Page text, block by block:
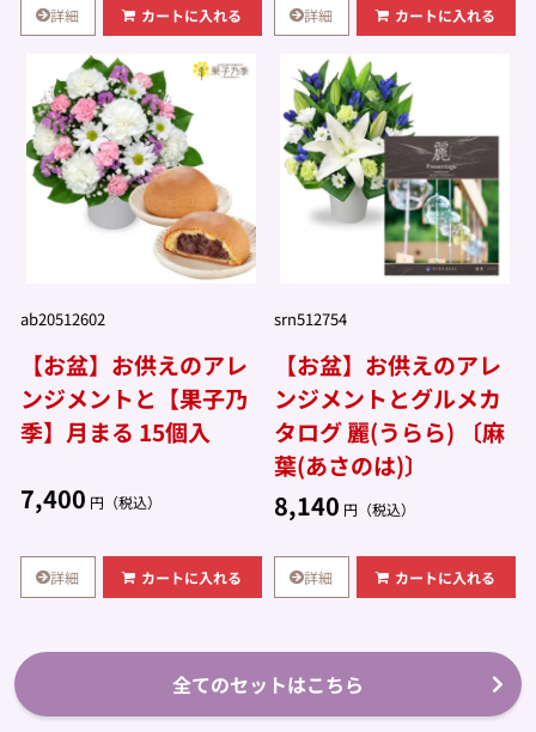
詳細 カートに入れる 詳細 カートに入れる
ab20512602
【お盆】お供えのアレ
ンジメントと【果子乃
季】月まる 15個入
7,400 円（税込）
詳細 カートに入れる
srn512754
【お盆】お供えのアレ
ンジメントとグルメカ
タログ 麗(うらら) 〔麻
葉(あさのは)〕
8,140 円（税込）
詳細 カートに入れる
全てのセットはこちら